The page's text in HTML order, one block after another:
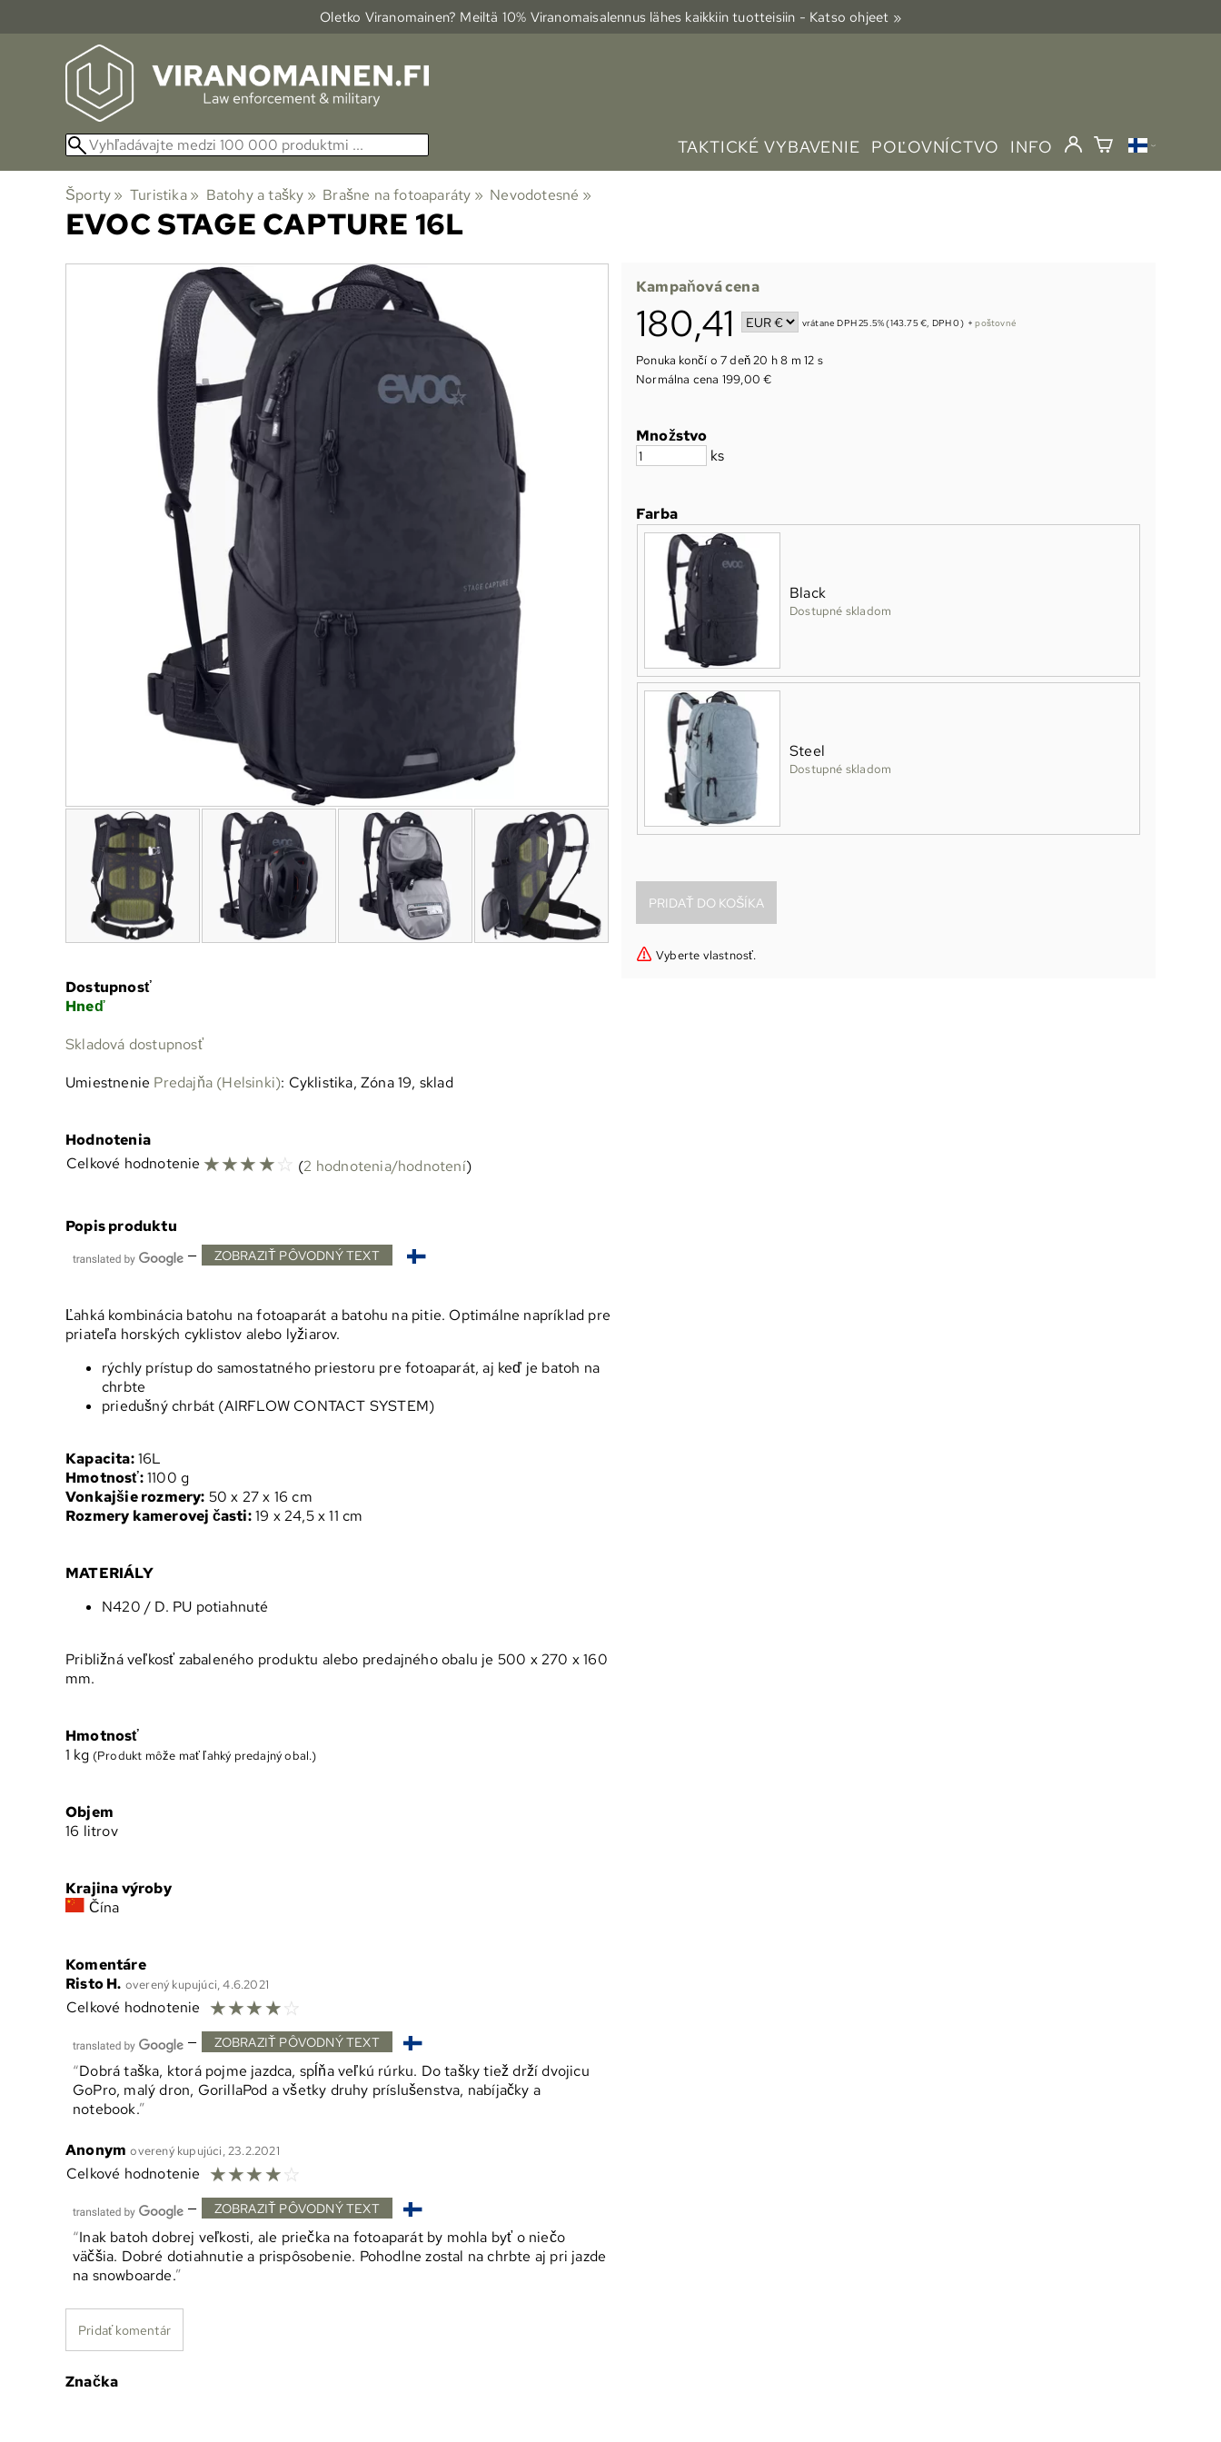
Oletko Viranomainen? Meiltä 10% Viranomais­alennus lähes kaikkiin tuotteisiin - Katso ohjeet »
TAKTICKÉ VYBAVENIE POĽOVNÍCTVO INFO
Športy‪» Turistika ‪» Batohy a tašky ‪» Brašne na fotoaparáty ‪» Nevodotesné ‪»
EVOCSTAGE CAPTURE 16L
Kampaňová cena
180,41 vrátane DPH 25.5% (143.75 €, DPH 0) +poštovné
Ponuka končí o 7 deň 20 h 8 m 11 s
Normálna cena 199,00 €
Množstvo
ks
Farba
Black
Dostupné skladom
Steel
Dostupné skladom
Vyberte vlastnosť.
Dostupnosť
Hneď
Skladová dostupnosť
Umiestnenie Predajňa (Helsinki): Cyklistika, Zóna 19, sklad
Hodnotenia
Celkové hodnotenie ☆☆☆☆☆ (2 hodnotenia/hodnotení)
Popis produktu
—
ZOBRAZIŤ PÔVODNÝ TEXT
Ľahká kombinácia batohu na fotoaparát a batohu na pitie. Optimálne napríklad pre
priateľa horských cyklistov alebo lyžiarov.
rýchly prístup do samostatného priestoru pre fotoaparát, aj keď je batoh na
chrbte
priedušný chrbát (AIRFLOW CONTACT SYSTEM)
Kapacita:16L
Hmotnosť:1100 g
Vonkajšie rozmery: 50 x 27 x 16 cm
Rozmery kamerovej časti:19 x 24,5 x 11 cm
MATERIÁLY
N420 / D. PU potiahnuté
Približná veľkosť zabaleného produktu alebo predajného obalu je 500 x 270 x 160
mm.
Hmotnosť
1 kg (Produkt môže mať ľahký predajný obal.)
Objem
16 litrov
Krajina výroby
Čína
Komentáre
Risto H. overený kupujúci, 4.6.2021
Celkové hodnotenie ☆☆☆☆☆
— ZOBRAZIŤ PÔVODNÝ TEXT
Dobrá taška, ktorá pojme jazdca, spĺňa veľkú rúrku. Do tašky tiež drží dvojicu
GoPro, malý dron, GorillaPod a všetky druhy príslušenstva, nabíjačky a
notebook.
Anonym overený kupujúci, 23.2.2021
Celkové hodnotenie ☆☆☆☆☆
— ZOBRAZIŤ PÔVODNÝ TEXT
Inak batoh dobrej veľkosti, ale priečka na fotoaparát by mohla byť o niečo
väčšia. Dobré dotiahnutie a prispôsobenie. Pohodlne zostal na chrbte aj pri jazde
na snowboarde.
Pridať komentár
Značka